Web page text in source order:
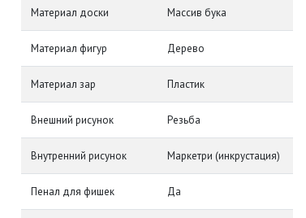
Материал доски Массив бука
Материал фигур Дерево
Материал зар Пластик
Внешний рисунок Резьба
Внутренний рисунок Маркетри (инкрустация)
Пенал для фишек Да